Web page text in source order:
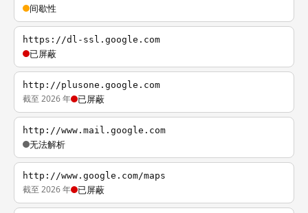
间歇性
https://dl-ssl.google.com
已屏蔽
http://plusone.google.com
截至 2026 年 已屏蔽
http://www.mail.google.com
无法解析
http://www.google.com/maps
截至 2026 年 已屏蔽